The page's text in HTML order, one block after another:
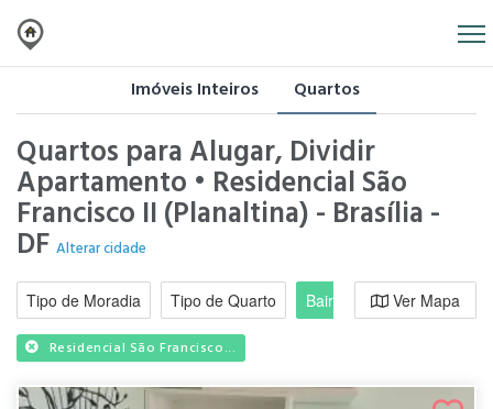
Imóveis Inteiros Quartos
Quartos para Alugar, Dividir
Apartamento • Residencial São
Francisco II (Planaltina) - Brasília -
DF Alterar cidade
Tipo de Moradia Tipo de Quarto Bairro / RegiãoVer Mapa
Residencial São Francisco...